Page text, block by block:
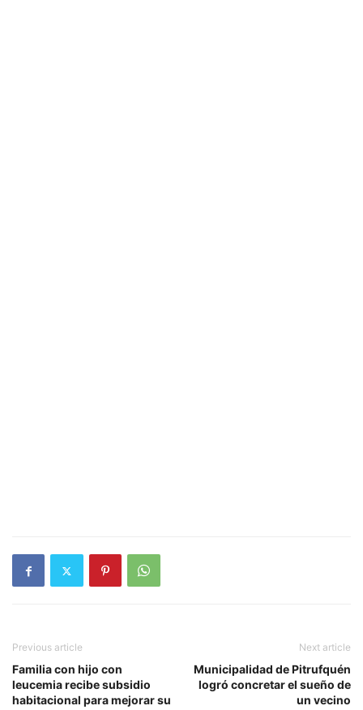
Previous article
Familia con hijo con
leucemia recibe subsidio
habitacional para mejorar su
Next article
Municipalidad de Pitrufquén
logró concretar el sueño de
un vecino